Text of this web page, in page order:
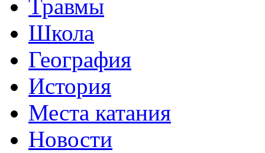
Травмы
Школа
География
История
Места катания
Новости